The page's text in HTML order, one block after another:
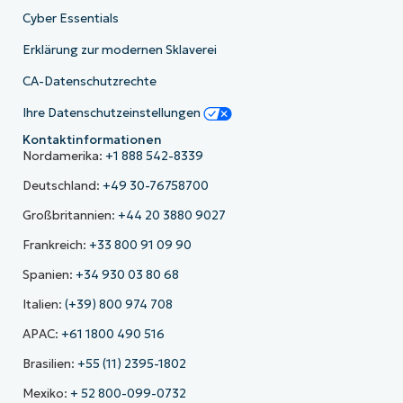
Cyber Essentials
Erklärung zur modernen Sklaverei
CA-Datenschutzrechte
Ihre Datenschutzeinstellungen
Kontaktinformationen
Nordamerika: +1 888 542-8339
Deutschland: +49 30-76758700
Großbritannien: +44 20 3880 9027
Frankreich: +33 800 91 09 90
Spanien: +34 930 03 80 68
Italien: (+39) 800 974 708
APAC: +61 1800 490 516
Brasilien: +55 (11) 2395-1802
Mexiko: + 52 800-099-0732